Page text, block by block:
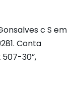
c S em
Conta
30”,